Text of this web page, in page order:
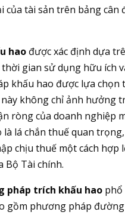
của tài sản trên bảng cân
haođược xác định dựa
gian sử dụng hữu ích
khấu hao được lựa chọn
không chỉ ảnh hưởng
ròng của doanh nghiệp
là lá chắn thuế quan
chịu thuế một cách hợp
Bộ Tài chính.
pháp trích khấu haophổ
gồm phương pháp